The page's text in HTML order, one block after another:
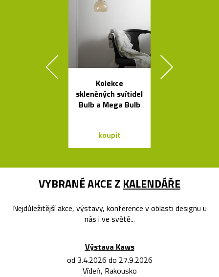
Kolekce
skleněných svítidel
Bulb a Mega Bulb
koupit
VYBRANÉ AKCE Z KALENDÁŘE
Nejdůležitější akce, výstavy, konference v oblasti designu u
nás i ve světě...
Výstava Kaws
od 3.4.2026 do 27.9.2026
Vídeň, Rakousko